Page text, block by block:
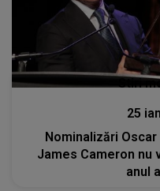
Stiri
25
Nominalizări Oscar
James Cameron nu
anul